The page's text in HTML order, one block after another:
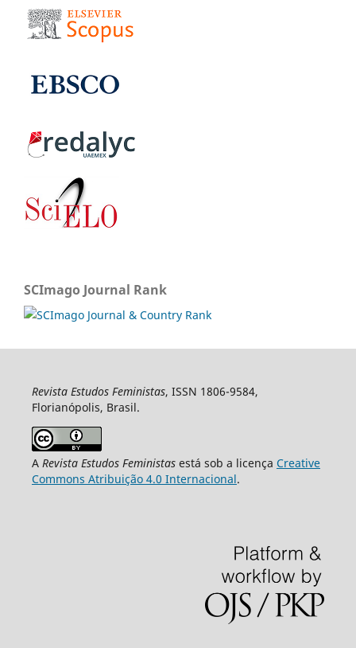
SCImago Journal Rank
Revista Estudos Feministas, ISSN 1806-9584,
Florianópolis, Brasil.
A Revista Estudos Feministasestá sob a licença Creative
Commons Atribuição 4.0 Internacional.